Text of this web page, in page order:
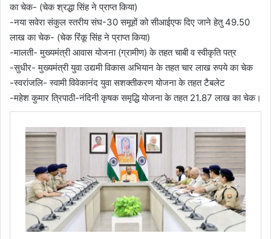
का चेक- (चेक श्रद्धा सिंह ने प्राप्त किया)
-नया सवेरा संकुल स्तरीय संघ-30 समूहों को सीआईएफ दिए जाने हेतु 49.50
लाख का चेक- (चेक रिंकू सिंह ने प्राप्त किया)
-मालती- मुख्यमंत्री आवास योजना (ग्रामीण) के तहत चाबी व स्वीकृति पत्र
-सुधीर- मुख्यमंत्री युवा उद्यमी विकास अभियान के तहत चार लाख रुपये का चेक
-स्वरांजलि- स्वामी विवेकानंद युवा सशक्तीकरण योजना के तहत टैबलेट
-महेश कुमार त्रिपाठी-नंदिनी कृषक समृद्धि योजना के तहत 21.87 लाख का चेक।